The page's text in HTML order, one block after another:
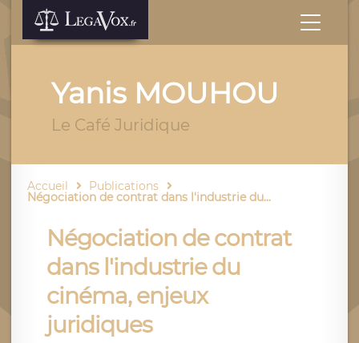
Yanis MOUHOU
Le Café Juridique
Accueil Publications
Négociation de contrat dans l'industrie du...
Négociation de contrat
dans l'industrie du
cinéma, enjeux
juridiques